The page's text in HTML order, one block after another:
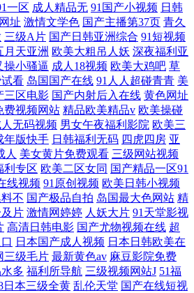
一区 成人精品无 91国产小视频 日韩
址 激情文学色 国产主播第37页 青久
三级A片 国产日韩亚洲综合 91短视频
月天亚洲 欧美大粗吊人妖 深夜福利亚
操小骚逼 成人18视频 欧美大鸡吧 草
看 岛国国产在线 91人人超碰青青 美
三区电影 国产内射后入在线 黄色网址
费视频网站 精品欧美精品v 欧美操碰
无码视频 男女午夜福利影院 欧美三
年版快手 日韩福利无码 四虎四房 亚
人 美女黄片免费观看 三级网站视频
利专区 欧美二区女同 国产精品一区91
线视频 91原创视频 欧美日韩小视频
不 国产极品自拍 岛国最大色网站 精
片 激情网婷婷 人妖大片 91天堂影视
高清日韩电影 国产尤物视频在线 超
日本国产成人视频 日本日韩欧美在
三级毛片 最新黄色av 麻豆影院免费
多 福利所导航 三级视频网站J 51福
日本三级全黄 乱伦天堂 国产在线短视